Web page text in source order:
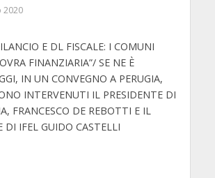
2020
E DL FISCALE: I COMUNI
FINANZIARIA”/ SE NE È
IN UN CONVEGNO A PERUGIA,
INTERVENUTI IL PRESIDENTE DI
FRANCESCO DE REBOTTI E IL
DI IFEL GUIDO CASTELLI